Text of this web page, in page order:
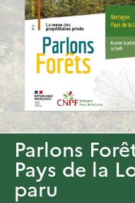
Parlons
Pays de la
paru